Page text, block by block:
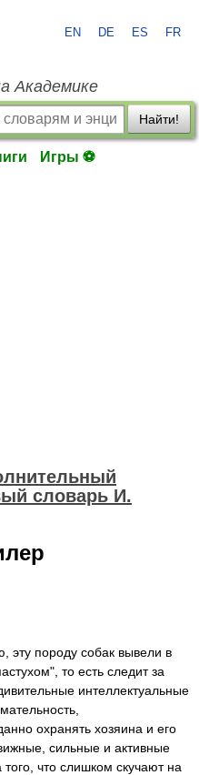
EN DE ES FR
Академике
Найти!
Игры ⚽
словарь И.
эту породу собак вывели в
то есть следит за
интеллектуальные
охранять хозяина и его
сильные и активные
что слишком скучают на